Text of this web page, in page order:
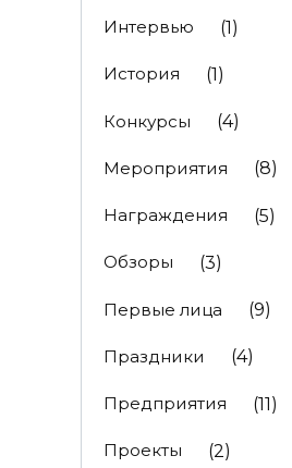
Интервью (1)
История (1)
Конкурсы (4)
Мероприятия (8)
Награждения (5)
Обзоры (3)
Первые лица (9)
Праздники (4)
Предприятия (11)
Проекты (2)